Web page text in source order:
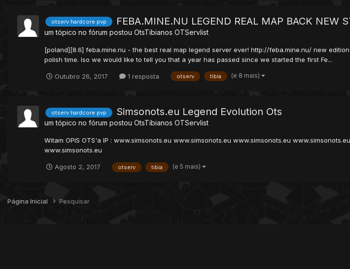
otserv hardcore pvp FEBA.MINE.NU LEGEND REAL MAP BACK NEW
um tópico no fórum postou OtsTibianos OTServlist
[poland][8.6] feba.mine.nu - the best real map legend server ever! http://feba.mine.nu/ new
polish time. lso we would like to tell you that a year has passed since we started the first Fe...
Outubro 26, 2017 1 resposta otserv tibia (e 8 mais)
otserv hardcore pvp Simsonots.eu Legend Evolution Ots
um tópico no fórum postou OtsTibianos OTServlist
Witam OPIS OTS'a IP : www.simsonots.eu www.simsonots.eu www.simsonots.eu
www.simsonots.eu
Agosto 2, 2017 otserv tibia (e 5 mais)
Página Inicial Pesquisar